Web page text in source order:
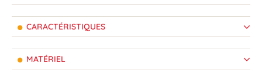
CARACTÉRISTIQUES
MATÉRIEL